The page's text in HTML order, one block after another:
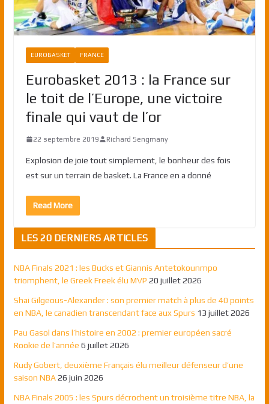
EUROBASKET FRANCE
Eurobasket 2013 : la France sur
le toit de l’Europe, une victoire
finale qui vaut de l’or
22 septembre 2019 Richard Sengmany
Explosion de joie tout simplement, le bonheur des fois
est sur un terrain de basket. La France en a donné
Read More
LES 20 DERNIERS ARTICLES
NBA Finals 2021 : les Bucks et Giannis Antetokounmpo
triomphent, le Greek Freek élu MVP 20 juillet 2026
Shai Gilgeous-Alexander : son premier match à plus de 40 points
en NBA, le canadien transcendant face aux Spurs 13 juillet 2026
Pau Gasol dans l’histoire en 2002 : premier européen sacré
Rookie de l’année 6 juillet 2026
Rudy Gobert, deuxième Français élu meilleur défenseur d’une
saison NBA 26 juin 2026
NBA Finals 2005 : les Spurs décrochent un troisième titre NBA, la